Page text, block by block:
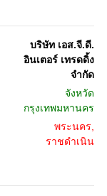
บริษัท เอส.จี.ดี.
อินเตอร์ เทรดดิ้ง
จำกัด
จังหวัด
กรุงเทพมหานคร
พระนคร,
ราชดำเนิน